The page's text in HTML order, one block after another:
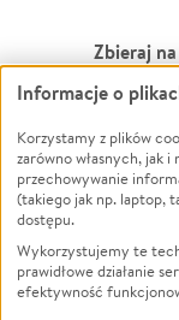
Zbieraj na
Leczenie
Zwierzęta
Pożar
Ukraina
Pomoc
Projekty
Informacje o
Korzystamy z plików
zarówno własnych, jak
przechowywanie
(takiego jak np. laptop,
dostępu.
Wykorzystujemy te
prawidłowe działanie
efektywność